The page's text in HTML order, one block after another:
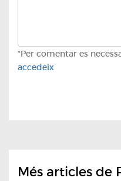
*Per comentar es
accedeix
Més articles de